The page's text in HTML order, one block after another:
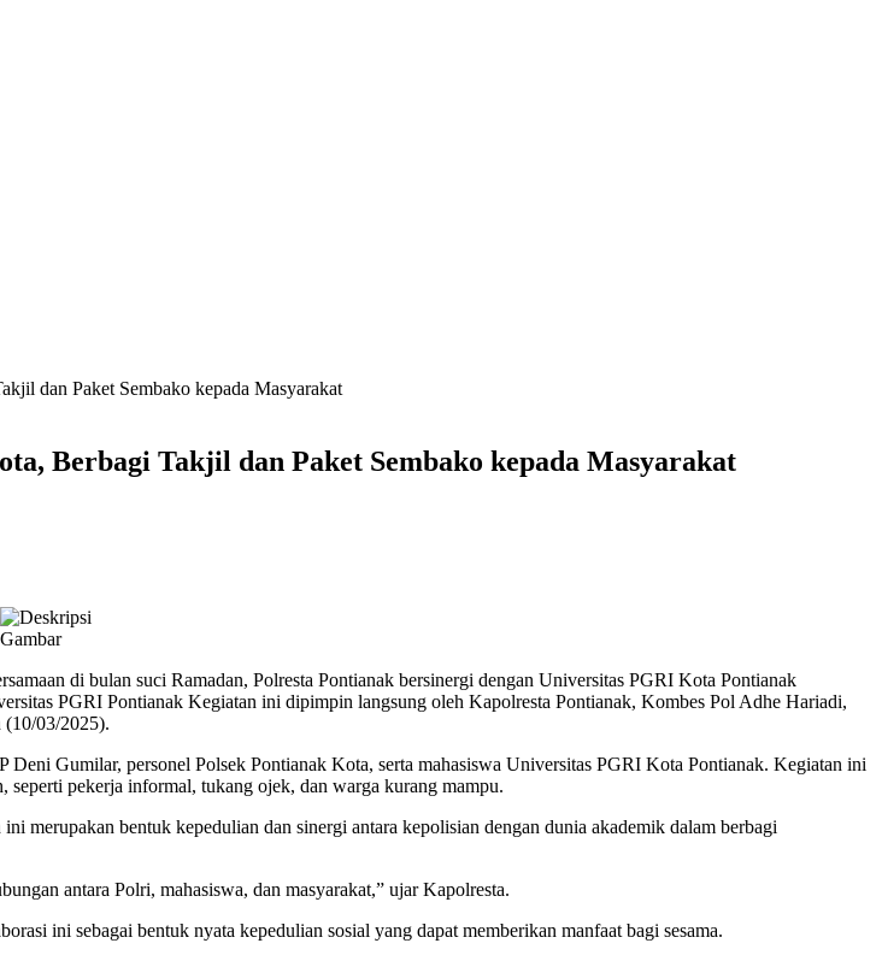
dan Paket Sembako kepada Masyarakat
Berbagi Takjil dan Paket Sembako kepada Masyarakat
di bulan suci Ramadan, Polresta Pontianak bersinergi dengan Universitas PGRI Kota Pontianak
PGRI Pontianak Kegiatan ini dipimpin langsung oleh Kapolresta Pontianak, Kombes Pol Adhe Hariadi,
03/2025).
Gumilar, personel Polsek Pontianak Kota, serta mahasiswa Universitas PGRI Kota Pontianak. Kegiatan ini
pekerja informal, tukang ojek, dan warga kurang mampu.
bentuk kepedulian dan sinergi antara kepolisian dengan dunia akademik dalam berbagi
antara Polri, mahasiswa, dan masyarakat,” ujar Kapolresta.
ini sebagai bentuk nyata kepedulian sosial yang dapat memberikan manfaat bagi sesama.